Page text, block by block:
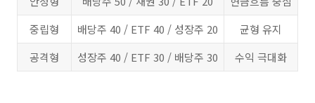
중립형
배당주 40 / ETF 40 / 성장주 20
균형 유지
공격형
성장주 40 / ETF 30 / 배당주 30 수익 극대화